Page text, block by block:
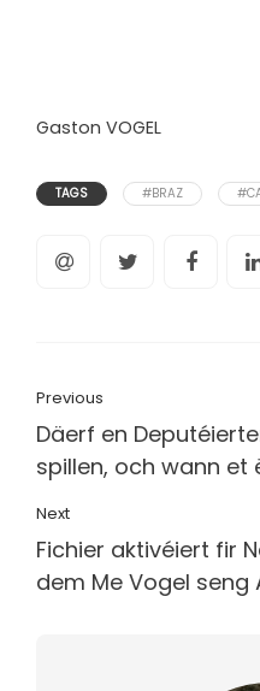
Gaston VOGEL
TAGS #BRAZ
Previous
Däerf en
spillen, och wann et
Next
Fichier aktivéiert fir
dem Me Vogel seng